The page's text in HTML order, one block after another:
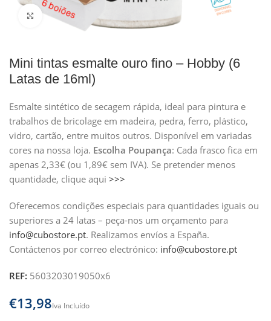
Clique para ampliar
Mini tintas esmalte ouro fino – Hobby (6
Latas de 16ml)
Esmalte sintético de secagem rápida, ideal para pintura e
trabalhos de bricolage em madeira, pedra, ferro, plástico,
vidro, cartão, entre muitos outros. Disponível em variadas
cores na nossa loja. Escolha Poupança: Cada frasco fica em
apenas 2,33€ (ou 1,89€ sem IVA). Se pretender menos
quantidade, clique aqui>>>
Oferecemos condições especiais para quantidades iguais ou
superiores a 24 latas – peça-nos um orçamento para
info@cubostore.pt. Realizamos envíos a España.
Contáctenos por correo electrónico: info@cubostore.pt
REF: 5603203019050x6
€